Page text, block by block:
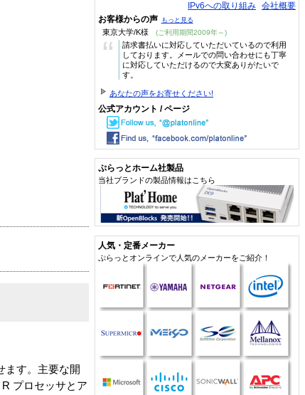
ます。主要な開
プロセッサとア
IPv6への取り組み 会社概要
お客様からの声 もっと見る
東京大学/K様 (ご利用期間2009年～)
“
請求書払いに対応していただいているので利用
しております。メールでの問い合わせにも丁寧
に対応していただけるので大変ありがたいで
す。
あなたの声をお寄せください!
公式アカウント / ページ
ぷらっとホーム社製品
当社ブランドの製品情報はこちら
人気・定番メーカー
ぷらっとオンラインで人気のメーカーをご紹介！